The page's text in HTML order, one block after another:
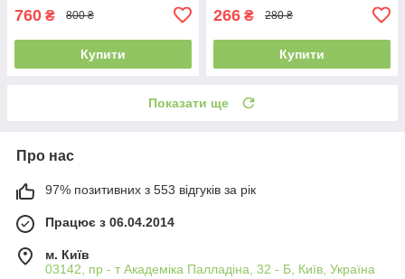
760 ₴ 800 ₴
Купити
266 ₴ 280 ₴
Купити
Показати ще
Про нас
97% позитивних з 553 відгуків за рік
Працює з 06.04.2014
м. Київ
03142, пр - т Академіка Палладіна, 32 - Б, Київ, Україна